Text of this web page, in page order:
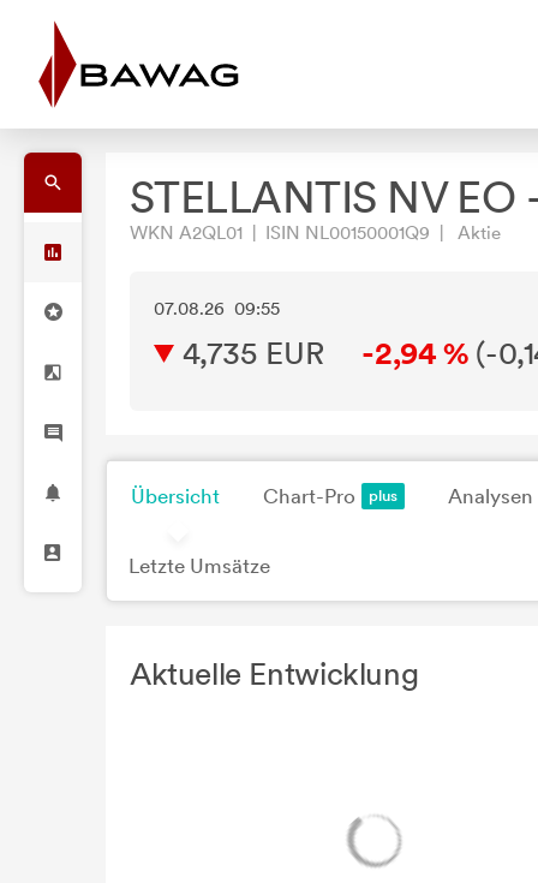
STELLANTIS NV EO
WKN A2QL01 | ISIN NL00150001Q9 | Aktie
07.08.26 09:55
4,735 EUR -2,94 % (-
Übersicht Chart-Pro Analysen
Letzte Umsätze
Aktuelle Entwicklung